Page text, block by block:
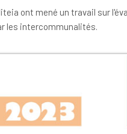
ont mené un travail sur
les intercommunalités.